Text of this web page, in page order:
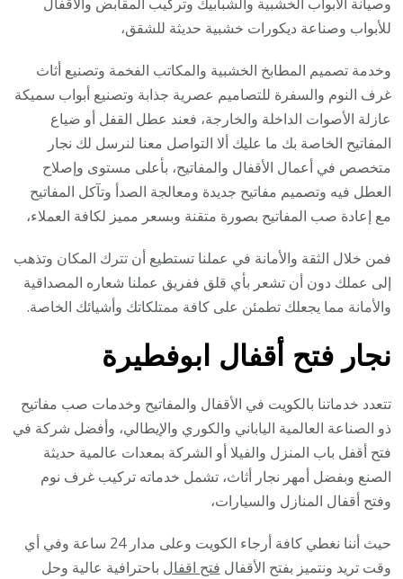
للأبواب وصناعة ديكورات خشبية حديثة للشقق،
وخدمة تصميم المطابخ الخشبية والمكاتب الفخمة وتصنيع أثاث
غرف النوم والسفرة للتصاميم عصرية جذابة وتصنيع أبواب سميكة
عازلة الأصوات الداخلة والخارجة، فعند عطل القفل أو ضياع
المفاتيح الخاصة بك ما عليك ألا التواصل معنا لنرسل لك نجار
متخصص في أعمال الأقفال والمفاتيح، بأعلى مستوى وإصلاح
العطل فيه وتصميم مفاتيح جديدة ومعالجة الصدأ وتآكل المفاتيح
مع إعادة صب المفاتيح بصورة متقنة وبسعر مميز لكافة العملاء،
فمن خلال الثقة والأمانة في عملنا تستطيع أن تترك المكان وتذهب
إلى عملك دون أن تشعر بأي قلق ففريق عملنا شعاره المصداقية
والأمانة مما يجعلك تطمئن على كافة ممتلكاتك وأشيائك الخاصة.
نجار فتح أقفال ابوفطيرة
تتعدد خدماتنا بالكويت في الأقفال والمفاتيح وخدمات صب مفاتيح
ذو الصناعة العالمية الياباني والكوري والإيطالي، وأفضل شركة في
فتح أقفل باب المنزل والفيلا أو الشركة بمعدات عالمية حديثة
الصنع وبفضل أمهر نجار أثاث، تشمل خدماته تركيب غرف نوم
وفتح أقفال المنازل والسيارات،
حيث أننا نغطي كافة أرجاء الكويت وعلى مدار 24 ساعة وفي أي
وقت تريد ونتميز بفتح الأقفال فتح اقفال باحترافية عالية وحل